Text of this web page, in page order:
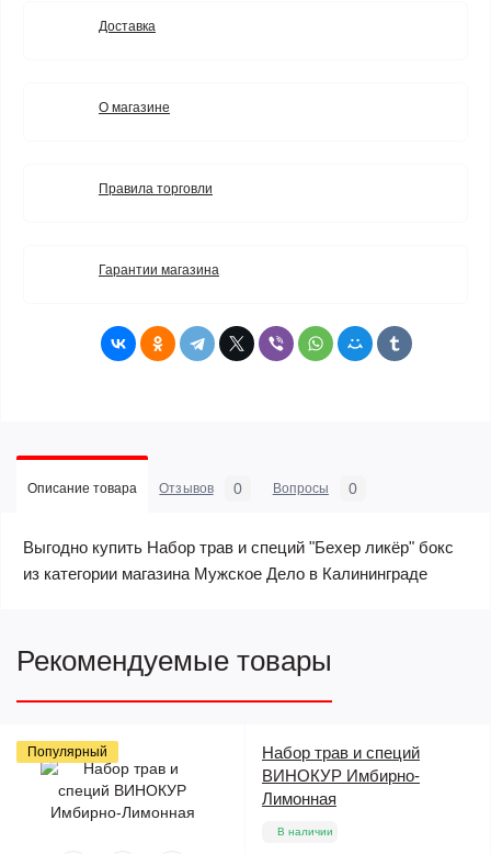
Доставка
О магазине
Правила торговли
Гарантии магазина
Описание товара Отзывов 0 Вопросы 0
Выгодно купить Набор трав и специй "Бехер ликёр" бокс
из категории магазина Мужское Дело в Калининграде
Рекомендуемые товары
Популярный
Набор трав и специй
ВИНОКУР Имбирно-
Лимонная
В наличии